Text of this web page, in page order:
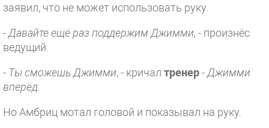
заявил, что не может использовать руку.
- Давайте ещё раз поддержим Джимми, - произнёс
ведущий.
- Ты сможешь Джимми, - кричал тренер- Джимми
вперёд.
Но Амбриц мотал головой и показывал на руку.